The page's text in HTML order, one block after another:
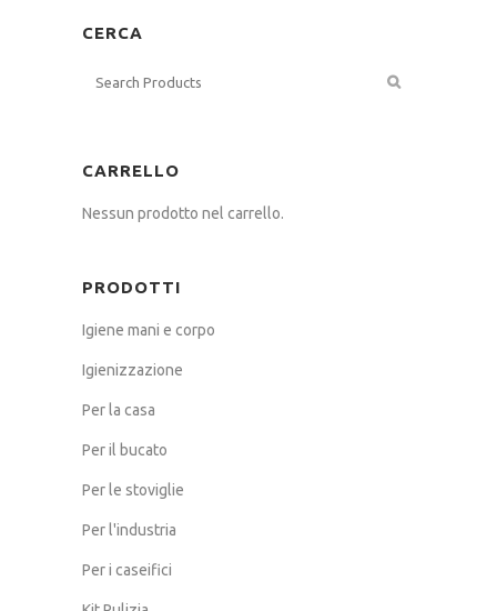
CERCA
CARRELLO
Nessun prodotto nel carrello.
PRODOTTI
Igiene mani e corpo
Igienizzazione
Per la casa
Per il bucato
Per le stoviglie
Per l'industria
Per i caseifici